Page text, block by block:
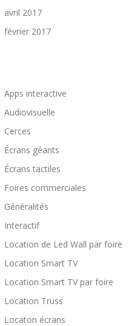
avril 2017
février 2017
Apps interactive
Audiovisuelle
Cerces
Écrans géants
Écrans tactiles
Foires commerciales
Généralités
Interactif
Location de Led Wall par foire
Location Smart TV
Location Smart TV par foire
Location Truss
Locaton écrans